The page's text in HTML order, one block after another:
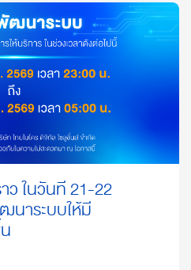
ว ในวันที่ 21-22
นาระบบให้มี